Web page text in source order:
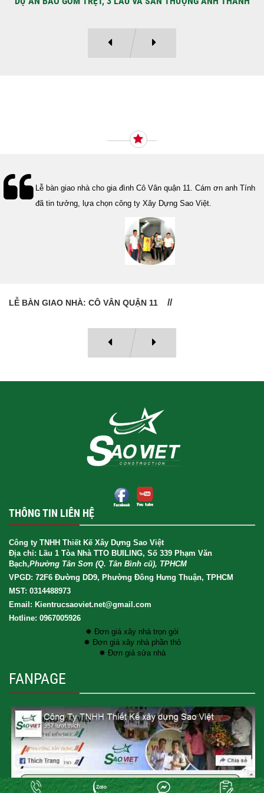
Lễ bàn giao nhà cho gia đình Cô Vân quận 11. Cám ơn anh Tính
đã tin tưởng, lựa chọn công ty Xây Dựng Sao Việt.
LỄ BÀN GIAO NHÀ: CÔ VÂN QUẬN 11
THÔNG TIN LIÊN HỆ
Công ty TNHH Thiết Kế Xây Dựng Sao Việt
Địa chỉ: Lầu 1 Tòa Nhà TTO BUILING, Số 339 Phạm Văn
Bạch,Phường Tân Sơn (Q. Tân Bình cũ), TPHCM
VPGD: 72F6 Đường DD9, Phường Đông Hưng Thuận, TPHCM
MST: 0314488973
Email: Kientrucsaoviet.net@gmail.com
Hotline: 0967005926
✸ Đơn giá xây nhà trọn gói
✸ Đơn giá xây nhà phần thô
✸ Đơn giá sửa nhà
FANPAGE